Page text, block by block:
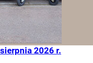
2026 r.